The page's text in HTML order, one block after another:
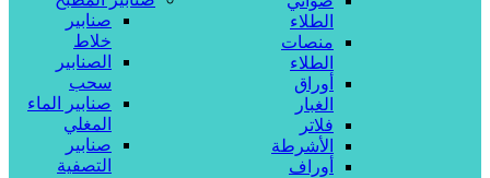
الطلاء
منصات
الطلاء
أوراق
الغبار
فلاتر
الأشرطة
أوراف
صنابير
خلاط
الصنابير
سحب
صنابير الماء
المغلي
صنابير
التصفية